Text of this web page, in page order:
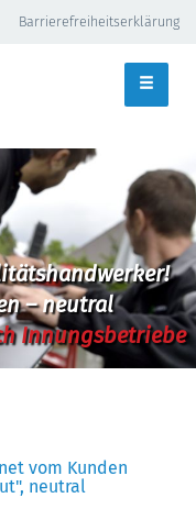
Barrierefreiheitserklärung
– neutral
Innungsbetriebe
vom Kunden
neutral